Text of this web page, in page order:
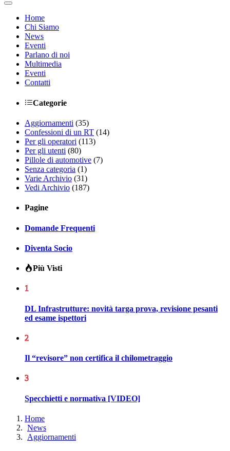
Home
Chi Siamo
News
Eventi
Parlano di noi
Multimedia
Eventi
Contatti
Categorie
Aggiornamenti (35)
Confessioni di un RT (14)
Per gli operatori (113)
Per gli utenti (80)
Pillole di automotive (7)
Senza categoria (1)
Varie Archivio (31)
Vedi Archivio (187)
Pagine
Domande Frequenti
Diventa Socio
Più Visti
1
DL Infrastrutture: novità targa prova, revisione pesanti
ed esame ispettori
2
Il “revisore” non certifica il chilometraggio
3
Specchietti e normativa [VIDEO]
Home
News
Aggiornamenti